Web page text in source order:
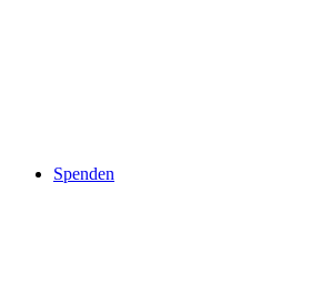
Spenden